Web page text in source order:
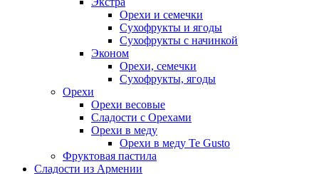
Орехи и семечки
Сухофрукты и ягоды
Сухофрукты с начинкой
Эконом
Орехи, семечки
Сухофрукты, ягоды
Орехи
Орехи весовые
Сладости с Орехами
Орехи в меду
Орехи в меду Te Gusto
Фруктовая пастила
Сладости из Армении